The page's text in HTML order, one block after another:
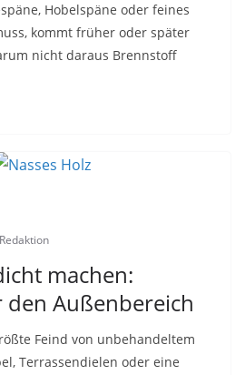
Hobelspäne oder feines
kommt früher oder später
nicht daraus Brennstoff
machen:
Außenbereich
Feind von unbehandeltem
Terrassendielen oder eine